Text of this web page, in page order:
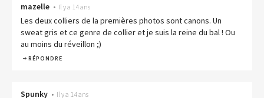
mazelle • Il y a 14 ans
Les deux colliers de la premières photos sont canons. Un
sweat gris et ce genre de collier et je suis la reine du bal ! Ou
au moins du réveillon ;)
RÉPONDRE
Spunky • Il y a 14 ans